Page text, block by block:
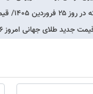
میلیون تومان دیگر…
طلای جهانی امروز ۲۶ فروردین ۱۴۰۵